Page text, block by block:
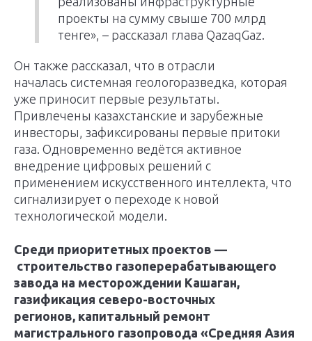
проекты на сумму свыше 700 млрд
тенге», – рассказал глава QazaqGaz.
Он также рассказал, что в отрасли
началась системная геологоразведка, которая
уже приносит первые результаты.
Привлечены казахстанские и зарубежные
инвесторы, зафиксированы первые притоки
газа. Одновременно ведётся активное
внедрение цифровых решений с
применением искусственного интеллекта, что
сигнализирует о переходе к новой
технологической модели.
Среди приоритетных проектов —
строительство газоперерабатывающего
завода на месторождении Кашаган,
газификация северо-восточных
регионов, капитальный ремонт
магистрального газопровода «Средняя Азия